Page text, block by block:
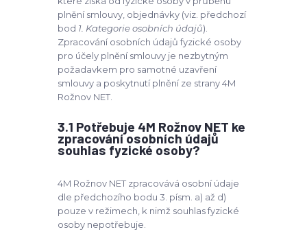
plnění smlouvy, objednávky (viz. předchozí
bod 1. Kategorie osobních údajů).
Zpracování osobních údajů fyzické osoby
pro účely plnění smlouvy je nezbytným
požadavkem pro samotné uzavření
smlouvy a poskytnutí plnění ze strany 4M
Rožnov NET.
3.1 Potřebuje 4M Rožnov NET ke
zpracování osobních údajů
souhlas fyzické osoby?
4M Rožnov NET zpracovává osobní údaje
dle předchozího bodu 3. písm. a) až d)
pouze v režimech, k nimž souhlas fyzické
osoby nepotřebuje.